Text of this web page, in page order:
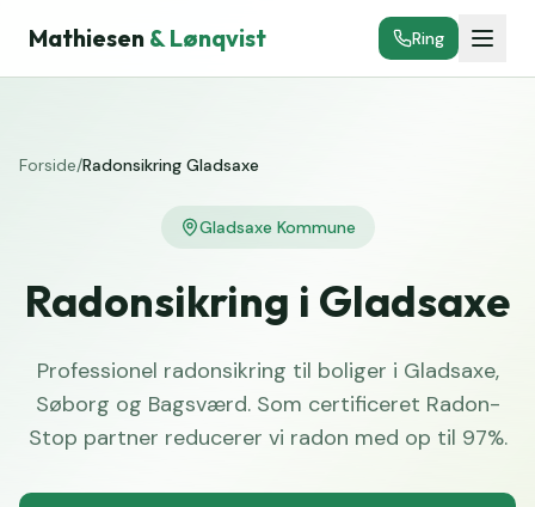
Mathiesen & Lønqvist Ring
Forside/Radonsikring Gladsaxe
Gladsaxe Kommune
Radonsikring i Gladsaxe
Professionel radonsikring til boliger i Gladsaxe,
Søborg og Bagsværd. Som certificeret Radon-
Stop partner reducerer vi radon med op til 97%.